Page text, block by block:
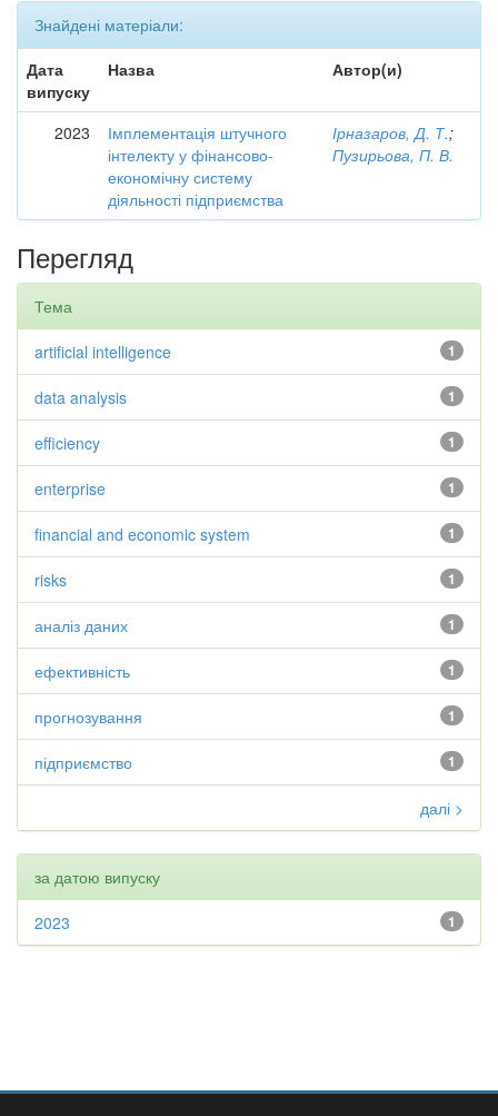
Знайдені матеріали:
Дата
випуску
Назва Автор(и)
2023
Імплементація штучного
інтелекту у фінансово-
економічну систему
діяльності підприємства
Ірназаров, Д. Т.;
Пузирьова, П. В.
Перегляд
Тема
1
artificial intelligence
1
data analysis
1
efficiency
1
enterprise
1
financial and economic system
1
risks
1
аналіз даних
1
ефективність
1
прогнозування
1
підприємство
далі >
за датою випуску
1
2023